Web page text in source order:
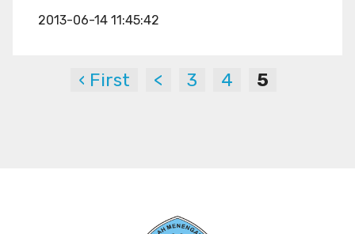
2013-06-14 11:45:42
‹ First < 3 4 5